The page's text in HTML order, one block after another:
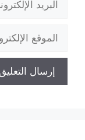
الإلكتروني
الموقع
الإلكتروني